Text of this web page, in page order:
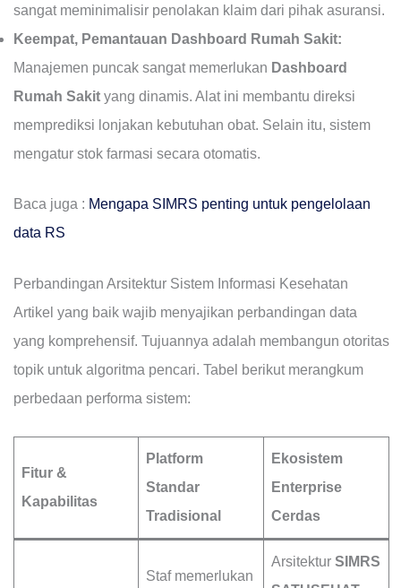
sangat meminimalisir penolakan klaim dari pihak asuransi.
Keempat, Pemantauan Dashboard Rumah Sakit:
Manajemen puncak sangat memerlukan Dashboard
Rumah Sakityang dinamis. Alat ini membantu direksi
memprediksi lonjakan kebutuhan obat. Selain itu, sistem
mengatur stok farmasi secara otomatis.
Baca juga : Mengapa SIMRS penting untuk pengelolaan
data RS
Perbandingan Arsitektur Sistem Informasi Kesehatan
Artikel yang baik wajib menyajikan perbandingan data
yang komprehensif. Tujuannya adalah membangun otoritas
topik untuk algoritma pencari. Tabel berikut merangkum
perbedaan performa sistem:
Fitur &
Kapabilitas
Platform
Standar
Tradisional
Ekosistem
Enterprise
Cerdas
Staf memerlukan
Arsitektur SIMRS